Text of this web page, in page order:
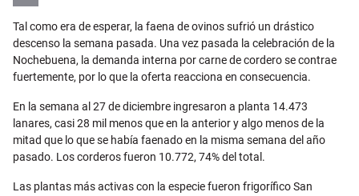
Email
Tal como era de esperar, la faena de ovinos sufrió un drástico
descenso la semana pasada. Una vez pasada la celebración de la
Nochebuena, la demanda interna por carne de cordero se contrae
fuertemente, por lo que la oferta reacciona en consecuencia.
En la semana al 27 de diciembre ingresaron a planta 14.473
lanares, casi 28 mil menos que en la anterior y algo menos de la
mitad que lo que se había faenado en la misma semana del año
pasado. Los corderos fueron 10.772, 74% del total.
Las plantas más activas con la especie fueron frigorífico San